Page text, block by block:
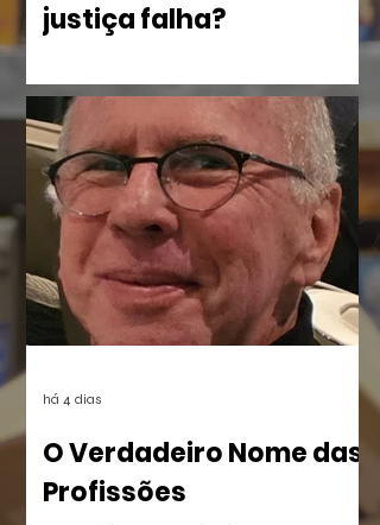
justiça falha?
imperdoável, Eliane Cristina, mostra
como a violência silencia uma família à
beira do Rio dos Sinos. O crime,
combinado à censura das vítimas e ao
apagamento das provas, deixou uma
lacuna preenchida pelo rancor. O
sentimento reverbera por anos até ser
posto à prova com a execução de um
plano vingativo, movido pela espera de
uma reparação nunca feita.
O Verdadeiro Nome das
Profissões
há 4 dias